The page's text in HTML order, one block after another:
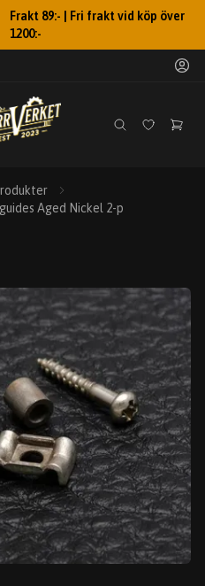
Frakt 89:- | Fri frakt vid köp över
1200:-
Aged Nickel 2-p